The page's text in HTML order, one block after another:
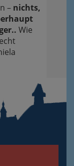
– nichts,
Wie